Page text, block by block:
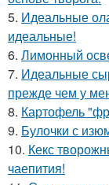
5. Идеальные
идеальные!
6. Лимонный
7. Идеальные
прежде чем у
8. Картофель
9. Булочки с
10. Кекс
чаепития!